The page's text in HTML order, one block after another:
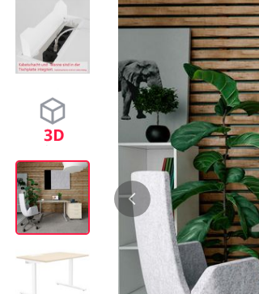
Bürocontainer
Standcontainer
Rollcontainer